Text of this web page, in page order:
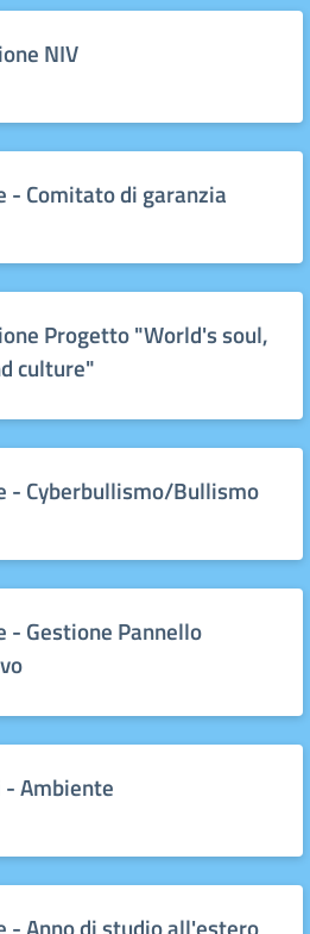
NIV
- Comitato di garanzia
Progetto "World's soul,
culture"
- Cyberbullismo/Bullismo
- Gestione Pannello
Ambiente